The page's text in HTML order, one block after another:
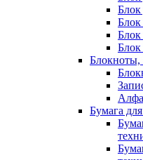
Блок
Блок
Блок
Блокноты,
Бумага